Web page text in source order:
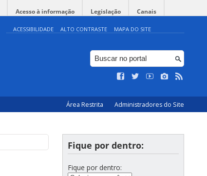
Acesso à informação Legislação Canais
ACESSIBILIDADE ALTO CONTRASTE MAPA DO SITE
Área Restrita Administradores do Site
Fique por dentro:
Fique por dentro: